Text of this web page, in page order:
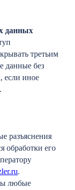
данных
третьим
данные без
если иное
разъяснения
обработки его
.
любые